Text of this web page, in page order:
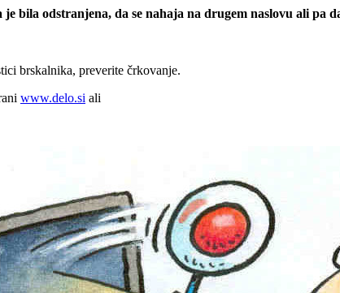
bila odstranjena, da se nahaja na drugem naslovu ali pa
brskalnika, preverite črkovanje.
www.delo.si ali